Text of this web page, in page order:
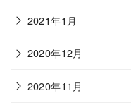
2021年1月
2020年12月
2020年11月